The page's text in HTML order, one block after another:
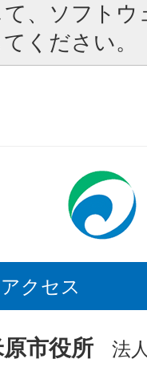
て、ソフト
ください。
アクセス
市役所 法